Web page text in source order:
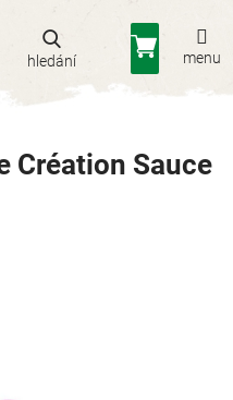
Nákupní
košík
Création Sauce